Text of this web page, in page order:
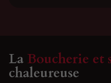
LaBoucherie et
chaleureuse